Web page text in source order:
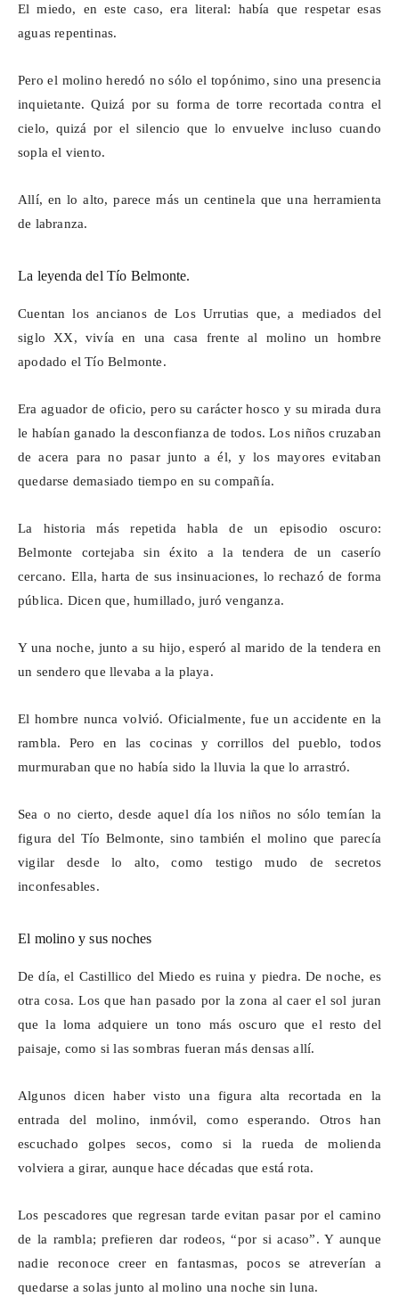
El miedo, en este caso, era literal: había que respetar esas
aguas repentinas.
Pero el molino heredó no sólo el topónimo, sino una presencia
inquietante. Quizá por su forma de torre recortada contra el
cielo, quizá por el silencio que lo envuelve incluso cuando
sopla el viento.
Allí, en lo alto, parece más un centinela que una herramienta
de labranza.
La leyenda del Tío Belmonte.
Cuentan los ancianos de Los Urrutias que, a mediados del
siglo XX, vivía en una casa frente al molino un hombre
apodado el Tío Belmonte.
Era aguador de oficio, pero su carácter hosco y su mirada dura
le habían ganado la desconfianza de todos. Los niños cruzaban
de acera para no pasar junto a él, y los mayores evitaban
quedarse demasiado tiempo en su compañía.
La historia más repetida habla de un episodio oscuro:
Belmonte cortejaba sin éxito a la tendera de un caserío
cercano. Ella, harta de sus insinuaciones, lo rechazó de forma
pública. Dicen que, humillado, juró venganza.
Y una noche, junto a su hijo, esperó al marido de la tendera en
un sendero que llevaba a la playa.
El hombre nunca volvió. Oficialmente, fue un accidente en la
rambla. Pero en las cocinas y corrillos del pueblo, todos
murmuraban que no había sido la lluvia la que lo arrastró.
Sea o no cierto, desde aquel día los niños no sólo temían la
figura del Tío Belmonte, sino también el molino que parecía
vigilar desde lo alto, como testigo mudo de secretos
inconfesables.
El molino y sus noches
De día, el Castillico del Miedo es ruina y piedra. De noche, es
otra cosa. Los que han pasado por la zona al caer el sol juran
que la loma adquiere un tono más oscuro que el resto del
paisaje, como si las sombras fueran más densas allí.
Algunos dicen haber visto una figura alta recortada en la
entrada del molino, inmóvil, como esperando. Otros han
escuchado golpes secos, como si la rueda de molienda
volviera a girar, aunque hace décadas que está rota.
Los pescadores que regresan tarde evitan pasar por el camino
de la rambla; prefieren dar rodeos, “por si acaso”. Y aunque
nadie reconoce creer en fantasmas, pocos se atreverían a
quedarse a solas junto al molino una noche sin luna.